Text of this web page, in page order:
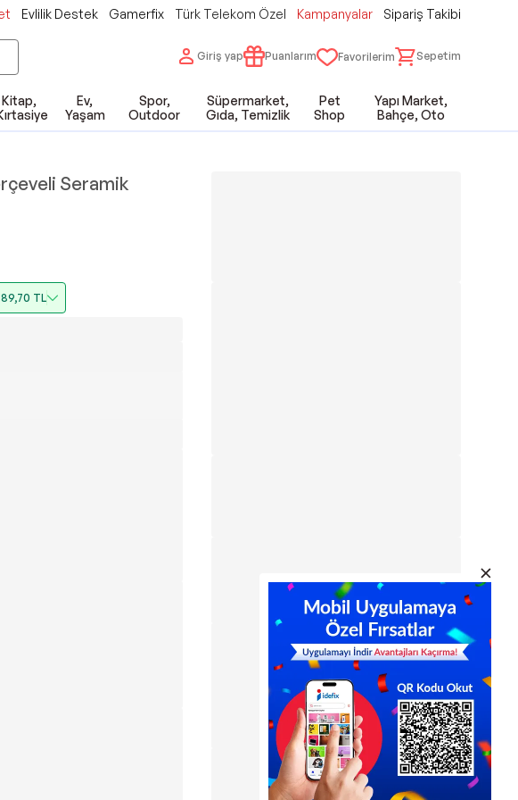
Evlilik Destek Gamerfix Türk Telekom Özel Kampanyalar Sipariş Takibi
Giriş yap Puanlarım Favorilerim Sepetim
Ev,
Yaşam
Spor,
Outdoor
Süpermarket,
Gıda, Temizlik
Pet
Shop
Yapı Market,
Bahçe, Oto
Seramik
89,70 TL